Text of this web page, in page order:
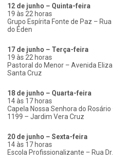
12 de junho – Quinta-feira
19 às 22 horas
Grupo Espírita Fonte de Paz –
do Éden
17 de junho – Terça-feira
19 às 22 horas
Pastoral do Menor – Avenida
Santa Cruz
18 de junho – Quarta-feira
14 às 17 horas
Capela Nossa Senhora do
1199 – Jardim Vera Cruz
20 de junho – Sexta-feira
14 às 17 horas
Escola Profissionalizante – Rua